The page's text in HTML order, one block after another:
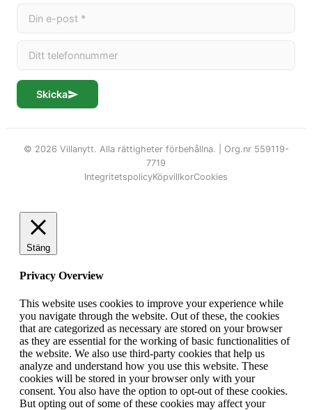
Skicka
© 2026 Villanytt. Alla rättigheter förbehållna. | Org.nr 559119-
7719
IntegritetspolicyKöpvillkorCookies
Stäng
Privacy Overview
This website uses cookies to improve your experience while
you navigate through the website. Out of these, the cookies
that are categorized as necessary are stored on your browser
as they are essential for the working of basic functionalities of
the website. We also use third-party cookies that help us
analyze and understand how you use this website. These
cookies will be stored in your browser only with your
consent. You also have the option to opt-out of these cookies.
But opting out of some of these cookies may affect your